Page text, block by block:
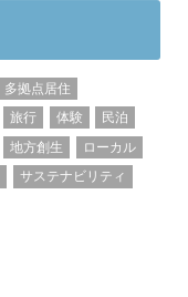
多拠点居住
旅行 体験
民泊
地方創生
ローカル
サステナビリティ